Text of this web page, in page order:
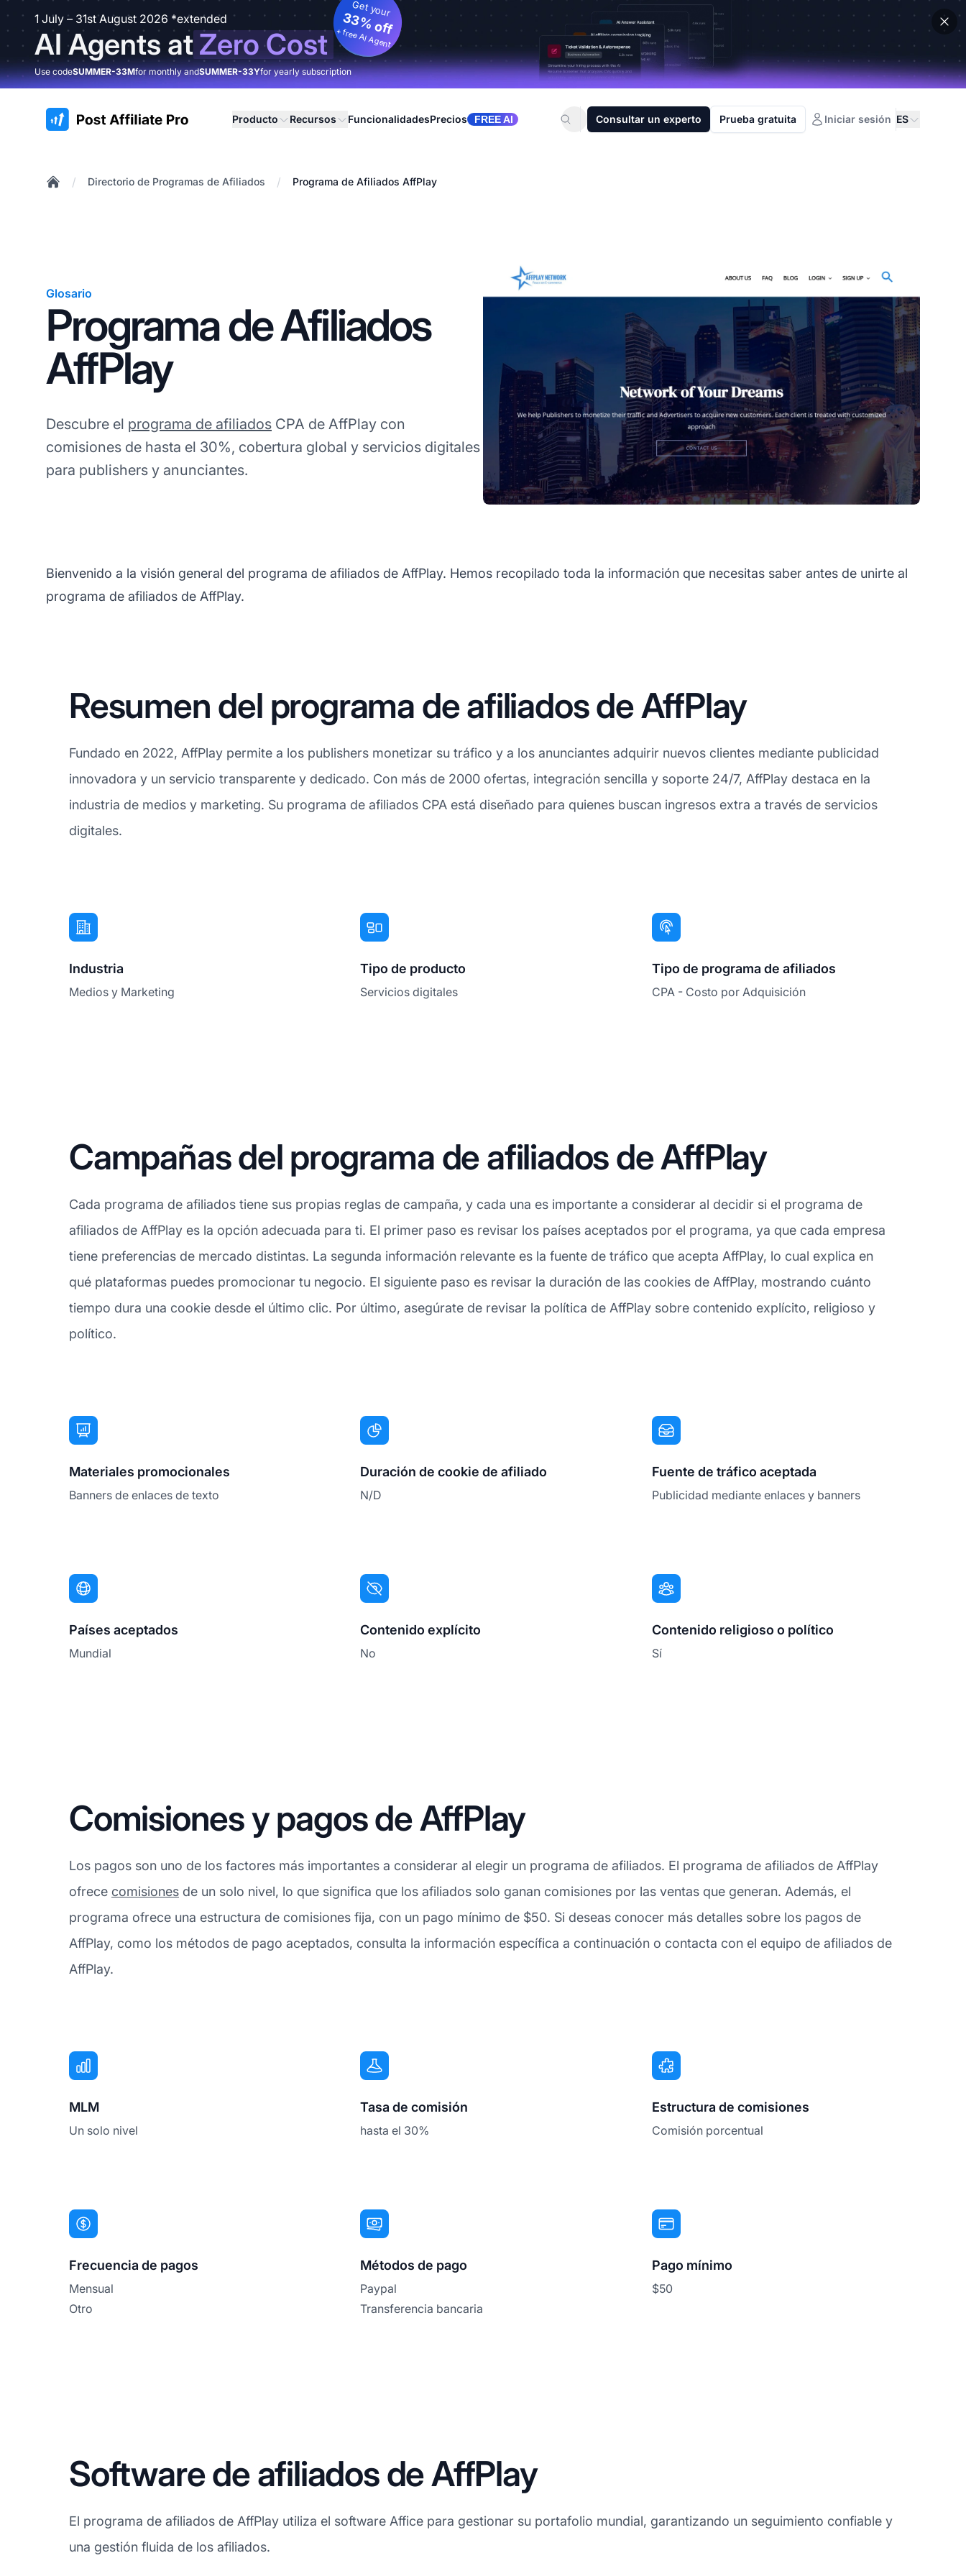
1 July – 31st August 2026 *extended
AI Agents atZero Cost
Get your
33% off
+ free AI Agent
Use codeSUMMER-33Mfor monthly andSUMMER-33Yfor yearly subscription
:site.title Producto Recursos FuncionalidadesPrecios FREE AI Consultar un experto Prueba gratuita Iniciar sesión ES
/ Directorio de Programas de Afiliados / Programa de Afiliados AffPlay
Glosario
Programa de Afiliados
AffPlay
Descubre el programa de afiliados CPA de AffPlay con
comisiones de hasta el 30%, cobertura global y servicios digitales
para publishers y anunciantes.
Bienvenido a la visión general del programa de afiliados de AffPlay. Hemos recopilado toda la información que necesitas saber antes de unirte al
programa de afiliados de AffPlay.
Resumen del programa de afiliados de AffPlay
Fundado en 2022, AffPlay permite a los publishers monetizar su tráfico y a los anunciantes adquirir nuevos clientes mediante publicidad
innovadora y un servicio transparente y dedicado. Con más de 2000 ofertas, integración sencilla y soporte 24/7, AffPlay destaca en la
industria de medios y marketing. Su programa de afiliados CPA está diseñado para quienes buscan ingresos extra a través de servicios
digitales.
Industria
Medios y Marketing
Tipo de producto
Servicios digitales
Tipo de programa de afiliados
CPA - Costo por Adquisición
Campañas del programa de afiliados de AffPlay
Cada programa de afiliados tiene sus propias reglas de campaña, y cada una es importante a considerar al decidir si el programa de
afiliados de AffPlay es la opción adecuada para ti. El primer paso es revisar los países aceptados por el programa, ya que cada empresa
tiene preferencias de mercado distintas. La segunda información relevante es la fuente de tráfico que acepta AffPlay, lo cual explica en
qué plataformas puedes promocionar tu negocio. El siguiente paso es revisar la duración de las cookies de AffPlay, mostrando cuánto
tiempo dura una cookie desde el último clic. Por último, asegúrate de revisar la política de AffPlay sobre contenido explícito, religioso y
político.
Materiales promocionales
Banners de enlaces de texto
Duración de cookie de afiliado
N/D
Fuente de tráfico aceptada
Publicidad mediante enlaces y banners
Países aceptados
Mundial
Contenido explícito
No
Contenido religioso o político
Sí
Comisiones y pagos de AffPlay
Los pagos son uno de los factores más importantes a considerar al elegir un programa de afiliados. El programa de afiliados de AffPlay
ofrece comisiones de un solo nivel, lo que significa que los afiliados solo ganan comisiones por las ventas que generan. Además, el
programa ofrece una estructura de comisiones fija, con un pago mínimo de $50. Si deseas conocer más detalles sobre los pagos de
AffPlay, como los métodos de pago aceptados, consulta la información específica a continuación o contacta con el equipo de afiliados de
AffPlay.
MLM
Un solo nivel
Tasa de comisión
hasta el 30%
Estructura de comisiones
Comisión porcentual
Frecuencia de pagos
Mensual
Otro
Métodos de pago
Paypal
Transferencia bancaria
Pago mínimo
$50
Software de afiliados de AffPlay
El programa de afiliados de AffPlay utiliza el software Affice para gestionar su portafolio mundial, garantizando un seguimiento confiable y
una gestión fluida de los afiliados.